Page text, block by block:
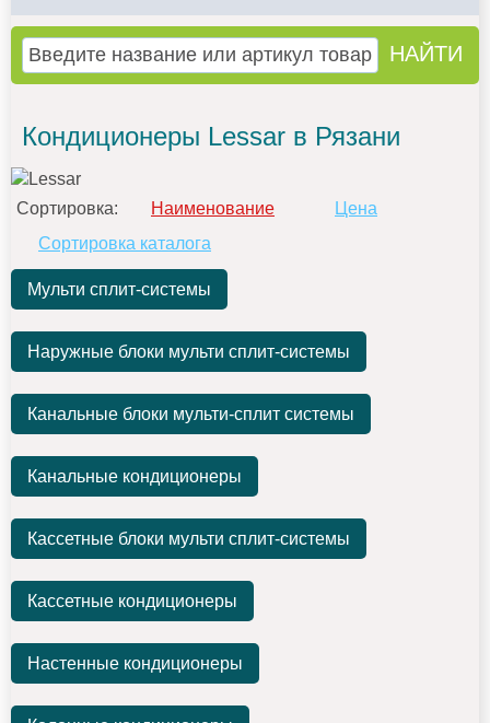
Кондиционеры Lessar в Рязани
Сортировка: Наименование
Цена
Сортировка каталога
Мульти сплит-системы
Наружные блоки мульти сплит-системы
Канальные блоки мульти-сплит системы
Канальные кондиционеры
Кассетные блоки мульти сплит-системы
Кассетные кондиционеры
Настенные кондиционеры